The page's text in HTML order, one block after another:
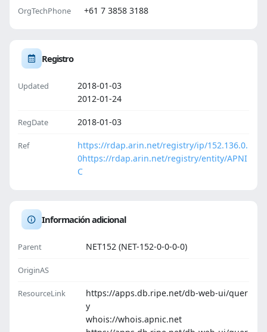
OrgTechPhone +61 7 3858 3188
Registro
Updated
2018-01-03
2012-01-24
RegDate 2018-01-03
Ref
https://rdap.arin.net/registry/ip/152.136.0.
0https://rdap.arin.net/registry/entity/APNI
C
Información adicional
Parent NET152 (NET-152-0-0-0-0)
OriginAS
ResourceLink
https://apps.db.ripe.net/db-web-ui/quer
y
whois://whois.apnic.net